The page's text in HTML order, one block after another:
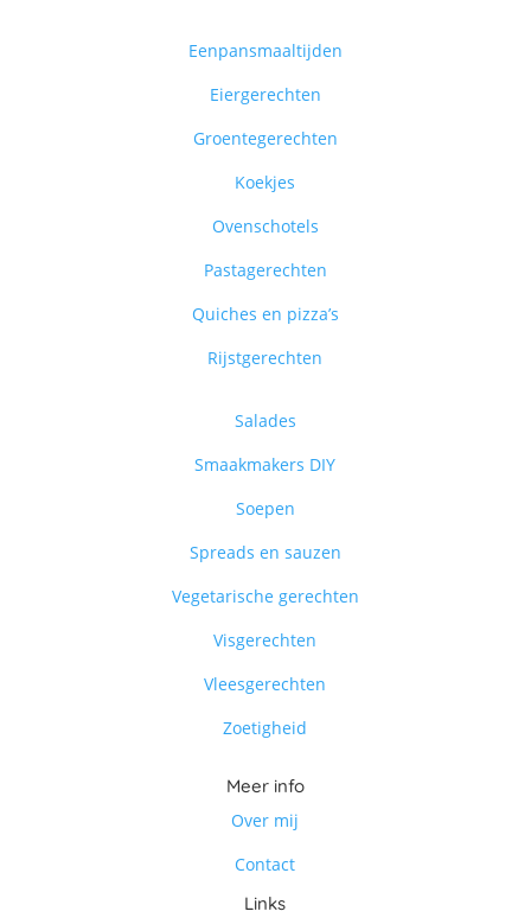
Eenpansmaaltijden
Eiergerechten
Groentegerechten
Koekjes
Ovenschotels
Pastagerechten
Quiches en pizza’s
Rijstgerechten
Salades
Smaakmakers DIY
Soepen
Spreads en sauzen
Vegetarische gerechten
Visgerechten
Vleesgerechten
Zoetigheid
Meer info
Over mij
Contact
Links